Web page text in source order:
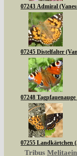
07243 Admiral
07245 Distelfalter
07248
07255 Landkärtchen
Tribus